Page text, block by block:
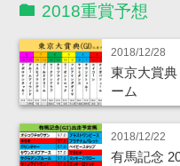
2018重賞予想
2018/12/28
東京大賞典
ーム
2018/12/22
有馬記念